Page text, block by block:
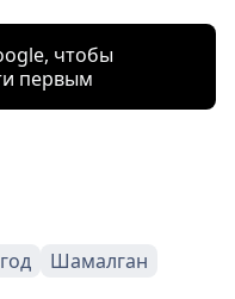
чтобы
первым
Шамалган